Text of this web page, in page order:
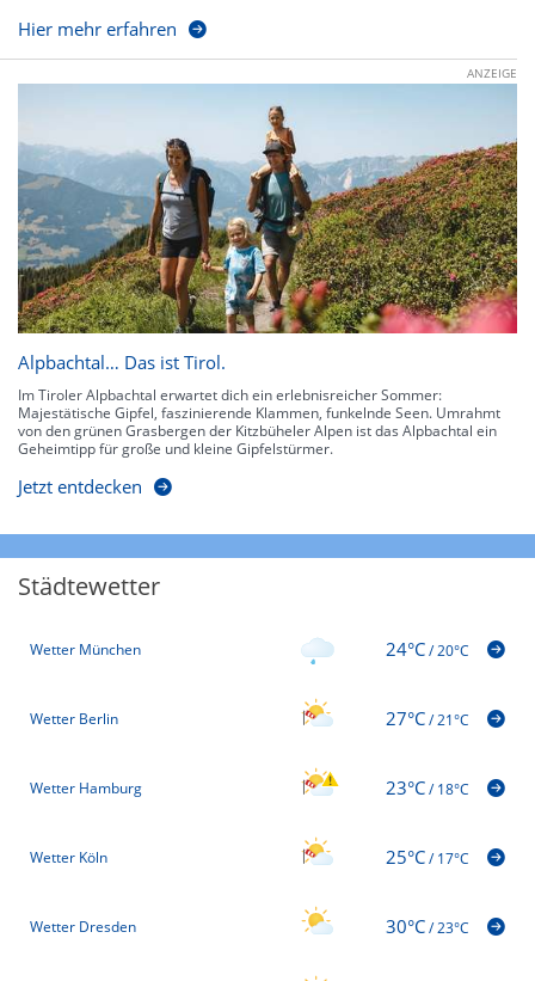
Hier mehr erfahren
ANZEIGE
Alpbachtal… Das ist Tirol.
Im Tiroler Alpbachtal erwartet dich ein erlebnisreicher Sommer:
Majestätische Gipfel, faszinierende Klammen, funkelnde Seen. Umrahmt
von den grünen Grasbergen der Kitzbüheler Alpen ist das Alpbachtal ein
Geheimtipp für große und kleine Gipfelstürmer.
Jetzt entdecken
Städtewetter
Wetter München 24°C/20°C
Wetter Berlin 27°C/21°C
Wetter Hamburg 23°C/18°C
Wetter Köln 25°C/17°C
Wetter Dresden 30°C/23°C